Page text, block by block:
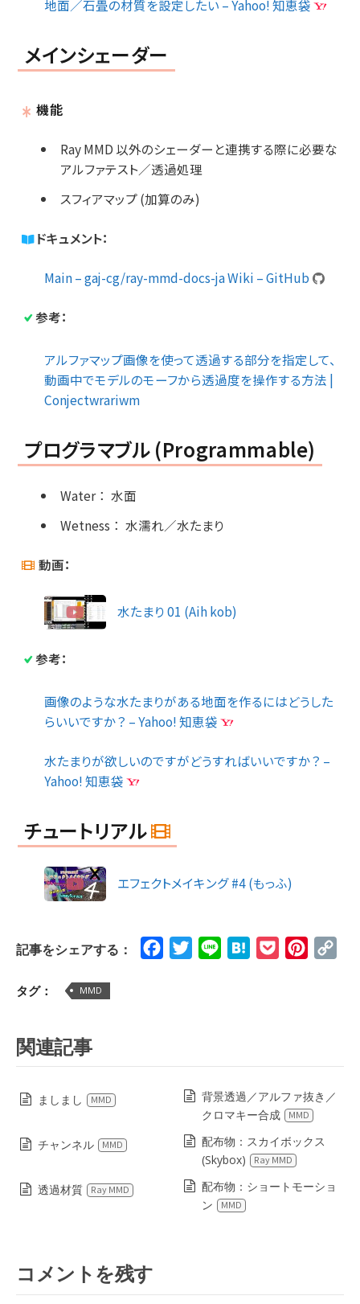
地面／石畳の材質を設定したい – Yahoo! 知恵袋
メインシェーダー
機能
Ray MMD 以外のシェーダーと連携する際に必要な
アルファテスト／透過処理
スフィアマップ (加算のみ)
ドキュメント：
Main – gaj-cg/ray-mmd-docs-ja Wiki – GitHub
参考：
アルファマップ画像を使って透過する部分を指定して、
動画中でモデルのモーフから透過度を操作する方法 |
Conjectwrariwm
プログラマブル (Programmable)
Water： 水面
Wetness ： 水濡れ／水たまり
動画：
水たまり 01 (Aih kob)
参考：
画像のような水たまりがある地面を作るにはどうした
らいいですか？ – Yahoo! 知恵袋
水たまりが欲しいのですがどうすればいいですか？ –
Yahoo! 知恵袋
チュートリアル
エフェクトメイキング #4 (もっふ)
記事をシェアする： FacebookTwitterLine HatenaPocket
タグ： MMD
関連記事
ましまし MMD
背景透過／アルファ抜き／
クロマキー合成
MMD
チャンネル MMD
配布物：スカイボックス
(Skybox)
Ray MMD
透過材質 Ray MMD
配布物：ショートモーショ
ン
MMD
コメントを残す